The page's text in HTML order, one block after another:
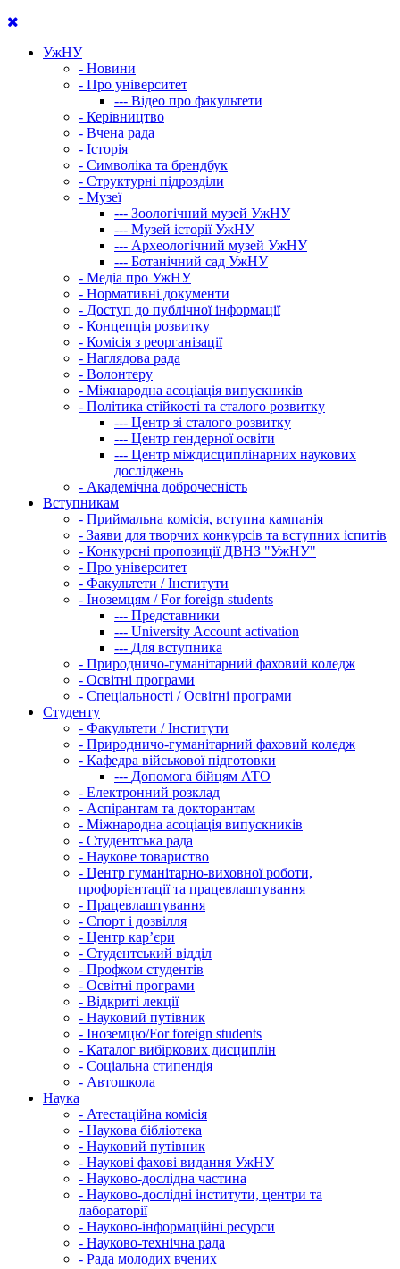
УжНУ
- Новини
- Про університет
--- Відео про факультети
- Керівництво
- Вчена рада
- Історія
- Символіка та брендбук
- Структурні підрозділи
- Музеї
--- Зоологічний музей УжНУ
--- Музей історії УжНУ
--- Археологічний музей УжНУ
--- Ботанічний сад УжНУ
- Медіа про УжНУ
- Нормативні документи
- Доступ до публічної інформації
- Концепція розвитку
- Комісія з реорганізації
- Наглядова рада
- Волонтеру
- Міжнародна асоціація випускників
- Політика стійкості та сталого розвитку
--- Центр зі сталого розвитку
--- Центр гендерної освіти
--- Центр міждисциплінарних наукових
досліджень
- Академічна доброчесність
Вступникам
- Приймальна комісія, вступна кампанія
- Заяви для творчих конкурсів та вступних іспитів
- Конкурсні пропозиції ДВНЗ "УжНУ"
- Про університет
- Факультети / Інститути
- Іноземцям / For foreign students
--- Представники
--- University Account activation
--- Для вступника
- Природничо-гуманітарний фаховий коледж
- Освітні програми
- Спеціальності / Освітні програми
Студенту
- Факультети / Інститути
- Природничо-гуманітарний фаховий коледж
- Кафедра військової підготовки
--- Допомога бійцям АТО
- Електронний розклад
- Аспірантам та докторантам
- Міжнародна асоціація випускників
- Студентська рада
- Наукове товариство
- Центр гуманітарно-виховної роботи,
профорієнтації та працевлаштування
- Працевлаштування
- Спорт і дозвілля
- Центр кар’єри
- Студентський відділ
- Профком студентів
- Освітні програми
- Відкриті лекції
- Науковий путівник
- Іноземцю/For foreign students
- Каталог вибіркових дисциплін
- Соціальна стипендія
- Автошкола
Наука
- Атестаційна комісія
- Наукова бібліотека
- Науковий путівник
- Наукові фахові видання УжНУ
- Науково-дослідна частина
- Науково-дослідні інститути, центри та
лабораторії
- Науково-інформаційні ресурси
- Науково-технічна рада
- Рада молодих вчених